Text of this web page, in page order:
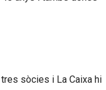
sòcies i La Caixa hi